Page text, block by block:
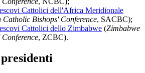
Cattolici dell'Africa Meridionale
Bishops' Conference, SACBC);
Cattolici dello Zimbabwe (Zimbabwe
, ZCBC).